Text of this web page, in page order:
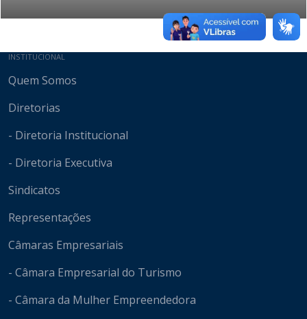
Mapa do site
INSTITUCIONAL
Quem Somos
Diretorias
- Diretoria Institucional
- Diretoria Executiva
Sindicatos
Representações
Câmaras Empresariais
- Câmara Empresarial do Turismo
- Câmara da Mulher Empreendedora